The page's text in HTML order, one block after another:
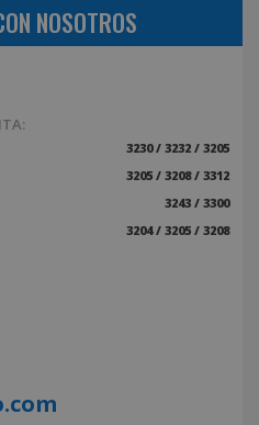
NOSOTROS
3230 / 3232 / 3205
3205 / 3208 / 3312
3243 / 3300
3204 / 3205 / 3208